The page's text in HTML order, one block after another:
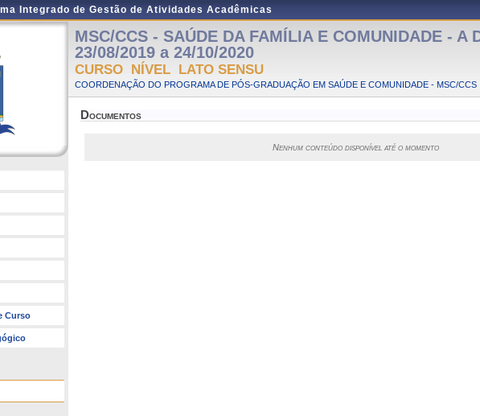
Integrado de Gestão de Atividades Acadêmicas
Curso
MSC/CCS - SAÚDE DA FAMÍLIA E COMUNIDADE - A
23/08/2019 a 24/10/2020
CURSO NÍVEL LATO SENSU
COORDENAÇÃO DO PROGRAMA DE PÓS-GRADUAÇÃO EM SAÚDE E COMUNIDADE - MSC/CCS
Documentos
Nenhum conteúdo disponível até o momento